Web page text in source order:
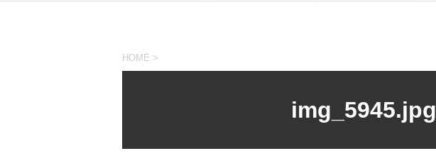
HOME >
img_5945.jpg